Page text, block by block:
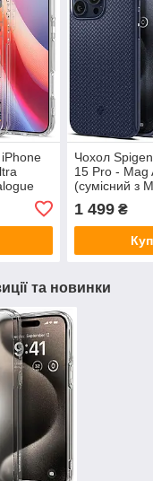
Чохол
15 Pro - Mag
(сумісний з
1 499₴
та новинки